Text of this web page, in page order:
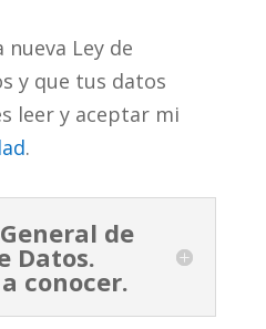
Ley de
y que tus datos
leer y aceptar mi
.
de
Datos.
conocer.